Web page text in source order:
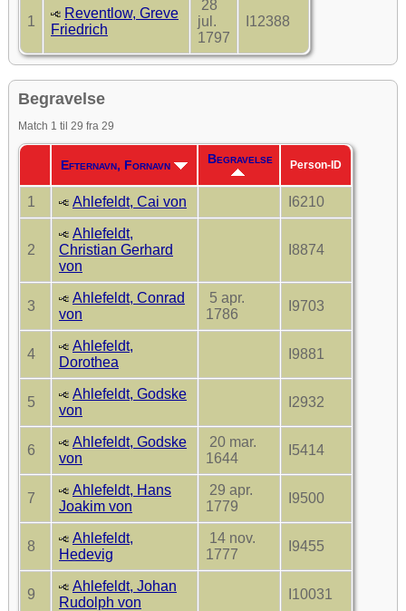
1
Reventlow, Greve
Friedrich
28
jul.
1797
I12388
Begravelse
Match 1 til 29 fra 29
Efternavn, Fornavn Begravelse Person-ID
1 Ahlefeldt, Cai von I6210
2
Ahlefeldt,
Christian Gerhard
von
I8874
3
Ahlefeldt, Conrad
von
5 apr.
1786
I9703
4
Ahlefeldt,
Dorothea
I9881
5
Ahlefeldt, Godske
von
I2932
6
Ahlefeldt, Godske
von
20 mar.
1644
I5414
7
Ahlefeldt, Hans
Joakim von
29 apr.
1779
I9500
8
Ahlefeldt,
Hedevig
14 nov.
1777
I9455
9
Ahlefeldt, Johan
Rudolph von
I10031